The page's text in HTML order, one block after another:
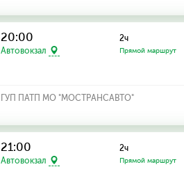
20:00
Автовокзал
2ч
Прямой маршрут
ГУП ПАТП МО "МОСТРАНСАВТО"
21:00
Автовокзал
2ч
Прямой маршрут